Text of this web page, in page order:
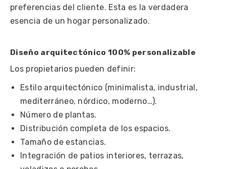
preferencias del cliente. Esta es la verdadera
esencia de un hogar personalizado.
Diseño arquitectónico 100% personalizable
Los propietarios pueden definir:
Estilo arquitectónico (minimalista, industrial,
mediterráneo, nórdico, moderno…).
Número de plantas.
Distribución completa de los espacios.
Tamaño de estancias.
Integración de patios interiores, terrazas,